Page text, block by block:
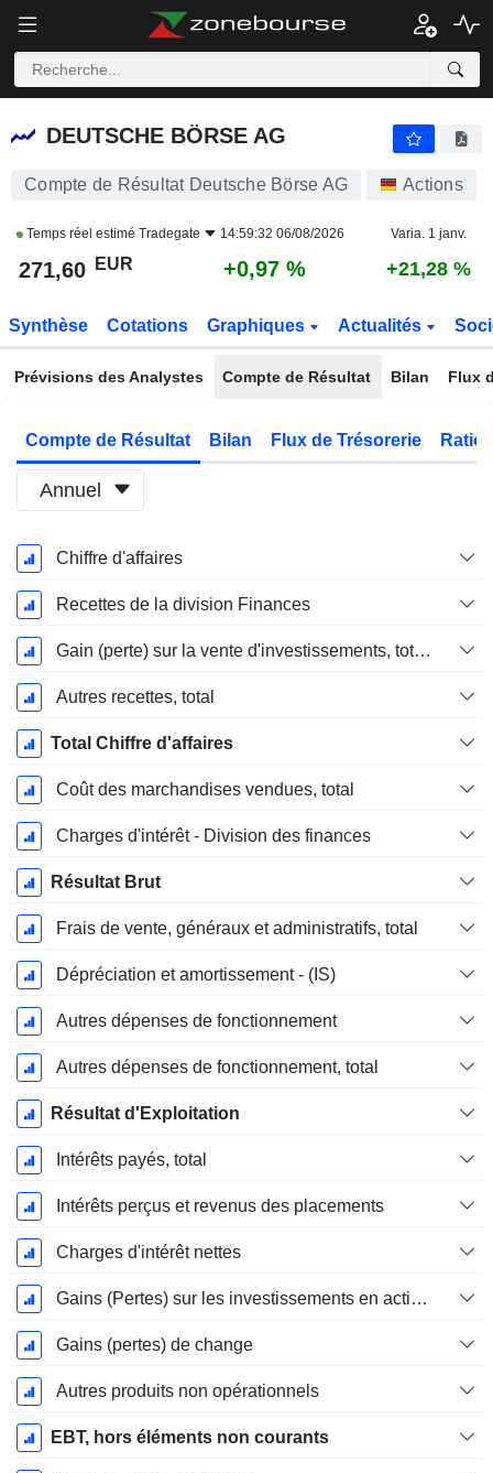
DEUTSCHE BÖRSE AG
DEUTSCHE BÖRSE AG
Compte de Résultat Deutsche Börse AG Actions
Temps réel estimé Tradegate 14:59:32 06/08/2026 Varia. 1 janv.
271,60 EUR +0,97 % +21,28 %
Synthèse Cotations Graphiques Actualités
Prévisions des Analystes Compte de Résultat Bilan Flux
Compte de Résultat Bilan Flux de Trésorerie
Annuel
Période
Fiscale:
Décembre
Chiffre d'affaires
Recettes de la division Finances
Gain (perte) sur la vente d'investissements, total (Rev)
Autres recettes, total
Total Chiffre d'affaires
Coût des marchandises vendues, total
Charges d'intérêt - Division des finances
Résultat Brut
Frais de vente, généraux et administratifs, total
Dépréciation et amortissement - (IS)
Autres dépenses de fonctionnement
Autres dépenses de fonctionnement, total
Résultat d'Exploitation
Intérêts payés, total
Intérêts perçus et revenus des placements
Charges d'intérêt nettes
Gains (Pertes) sur les investissements en actions
Gains (pertes) de change
Autres produits non opérationnels
EBT, hors éléments non courants